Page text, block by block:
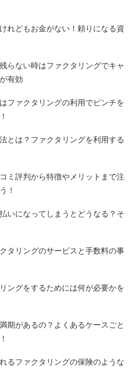
れどもお金がない！頼りになる資
らない時はファクタリングでキャ
有効
ファクタリングの利用でピンチを
とは？ファクタリングを利用する
ミ評判から特徴やメリットまで注
！
いになってしまうとどうなる？そ
タリングのサービスと手数料の事
ングをするためには何が必要かを
期があるの？よくあるケースごと
るファクタリングの保険のような